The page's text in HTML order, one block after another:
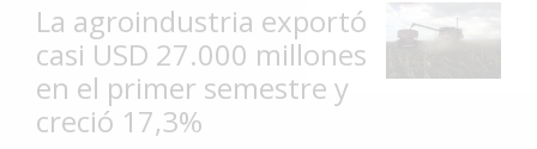
El
Mundo
La
Zona
La agroindustria exportó
casi USD 27.000 millones
en el primer semestre y
creció 17,3%